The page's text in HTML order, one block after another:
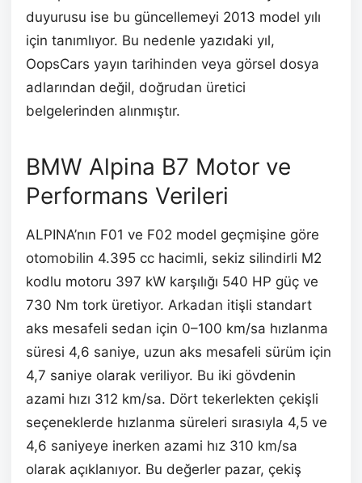
duyurusu ise bu güncellemeyi 2013 model yılı
için tanımlıyor. Bu nedenle yazıdaki yıl,
OopsCars yayın tarihinden veya görsel dosya
adlarından değil, doğrudan üretici
belgelerinden alınmıştır.
BMW Alpina B7 Motor ve
Performans Verileri
ALPINA’nın F01 ve F02 model geçmişine göre
otomobilin 4.395 cc hacimli, sekiz silindirli M2
kodlu motoru 397 kW karşılığı 540 HP güç ve
730 Nm tork üretiyor. Arkadan itişli standart
aks mesafeli sedan için 0–100 km/sa hızlanma
süresi 4,6 saniye, uzun aks mesafeli sürüm için
4,7 saniye olarak veriliyor. Bu iki gövdenin
azami hızı 312 km/sa. Dört tekerlekten çekişli
seçeneklerde hızlanma süreleri sırasıyla 4,5 ve
4,6 saniyeye inerken azami hız 310 km/sa
olarak açıklanıyor. Bu değerler pazar, çekiş